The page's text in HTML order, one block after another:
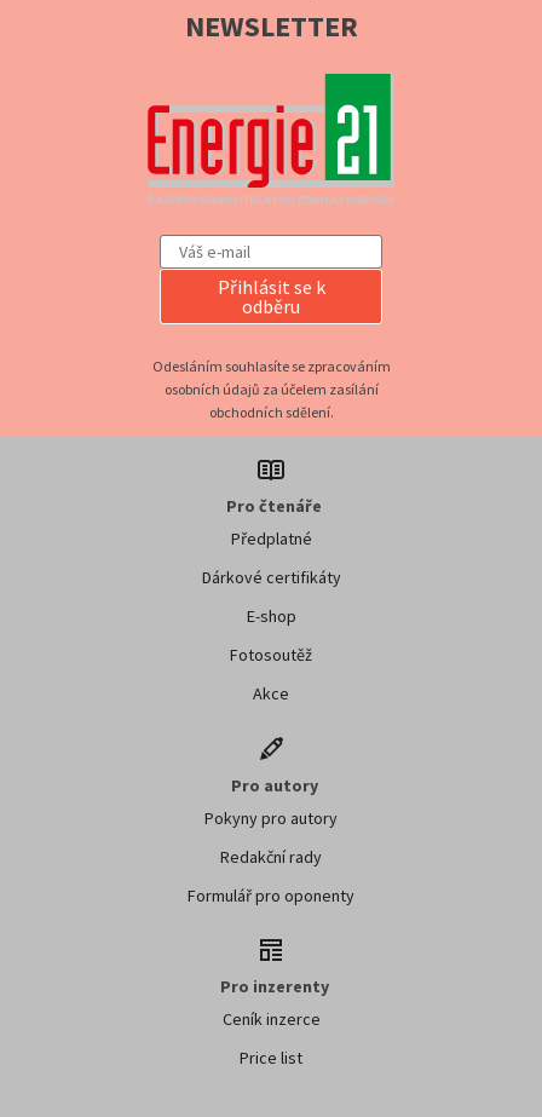
NEWSLETTER
Přihlásit se k
odběru
Odesláním souhlasíte se zpracováním
osobních údajů za účelem zasílání
obchodních sdělení.
Pro čtenáře
Předplatné
Dárkové certifikáty
E-shop
Fotosoutěž
Akce
Pro autory
Pokyny pro autory
Redakční rady
Formulář pro oponenty
Pro inzerenty
Ceník inzerce
Price list